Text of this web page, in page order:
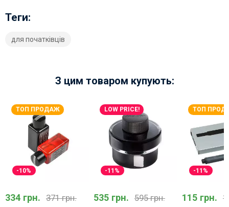
Теги:
для початківців
З цим товаром купують:
ТОП ПРОДАЖ
-10%
334 грн. 371 грн.
LOW PRICE!
-11%
535 грн. 595 грн.
ТОП
-11%
115 грн.